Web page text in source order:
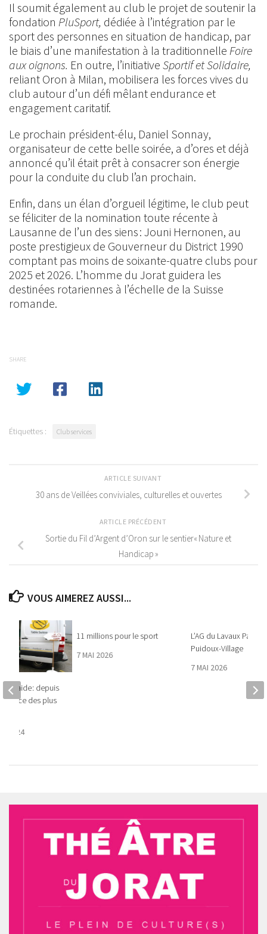
Il soumit également au club le projet de soutenir la
fondation PluSport, dédiée à l’intégration par le
sport des personnes en situation de handicap, par
le biais d’une manifestation à la traditionnelle Foire
aux oignons. En outre, l’initiative Sportif et Solidaire,
reliant Oron à Milan, mobilisera les forces vives du
club autour d’un défi mêlant endurance et
engagement caritatif.
Le prochain président-élu, Daniel Sonnay,
organisateur de cette belle soirée, a d’ores et déjà
annoncé qu’il était prêt à consacrer son énergie
pour la conduite du club l’an prochain.
Enfin, dans un élan d’orgueil légitime, le club peut
se féliciter de la nomination toute récente à
Lausanne de l’un des siens : Jouni Hernonen, au
poste prestigieux de Gouverneur du District 1990
comptant pas moins de soixante-quatre clubs pour
2025 et 2026. L’homme du Jorat guidera les
destinées rotariennes à l’échelle de la Suisse
romande.
SHARE
Étiquettes : Club services
ARTICLE SUIVANT
30 ans de Veillées conviviales, culturelles et ouvertes
ARTICLE PRÉCÉDENT
Sortie du Fil d’Argent d’Oron sur le sentier« Nature et
Handicap »
VOUS AIMEREZ AUSSI...
11 millions pour le sport
7 MAI 2026
L’AG du Lavaux
Puidoux-Village
7 MAI 2026
t’aide : depuis
des plus
2024